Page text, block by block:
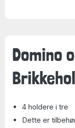
Domino
4 holdere i tre
Dette er